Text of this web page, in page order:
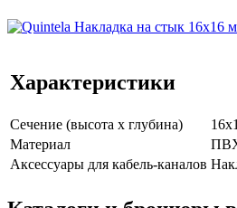
Характеристики
Сечение (высота х глубина)
Мaтериал
Аксессуары для кабель-каналов